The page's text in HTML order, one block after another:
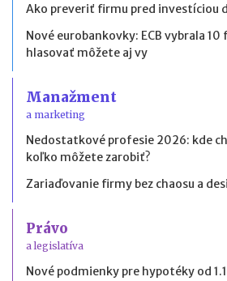
Ako preveriť firmu pred investíciou
Nové eurobankovky: ECB vybrala
hlasovať môžete aj vy
Manažment
a marketing
Nedostatkové profesie 2026: kde
koľko môžete zarobiť?
Zariaďovanie firmy bez chaosu a
Právo
a legislatíva
Nové podmienky pre hypotéky od